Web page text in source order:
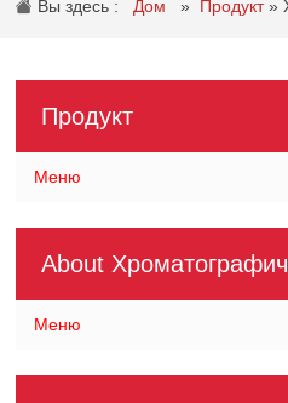
Вы здесь : Дом » Продукт»
Продукт
Меню
About
Меню